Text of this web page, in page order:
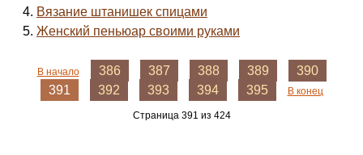
Вязание штанишек спицами
Женский пеньюар своими руками
В начало 386 387 388 389
390
391
392 393 394 395 В конец
Страница 391 из 424